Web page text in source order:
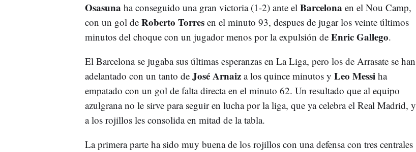
Osasuna ha conseguido una gran victoria (1-2) ante elBarcelona en el Nou Camp,
con un gol de Roberto Torres en el minuto 93, despues de jugar los veinte últimos
minutos del choque con un jugador menos por la expulsión deEnric Gallego.
El Barcelona se jugaba sus últimas esperanzas en La Liga, pero los de Arrasate se han
adelantado con un tanto de José Arnaiz a los quince minutos y Leo Messi ha
empatado con un gol de falta directa en el minuto 62. Un resultado que al equipo
azulgrana no le sirve para seguir en lucha por la liga, que ya celebra el Real Madrid, y
a los rojillos les consolida en mitad de la tabla.
La primera parte ha sido muy buena de los rojillos con una defensa con tres centrales